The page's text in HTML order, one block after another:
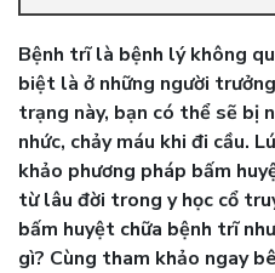
Bệnh trĩ là bệnh lý không
biệt là ở những người
trạng này, bạn có thể sẽ bị
nhức, chảy máu khi đi cầu.
khảo phương pháp bấm
từ lâu đời trong y học cổ
bấm huyệt chữa bệnh trĩ
gì? Cùng tham khảo ngay